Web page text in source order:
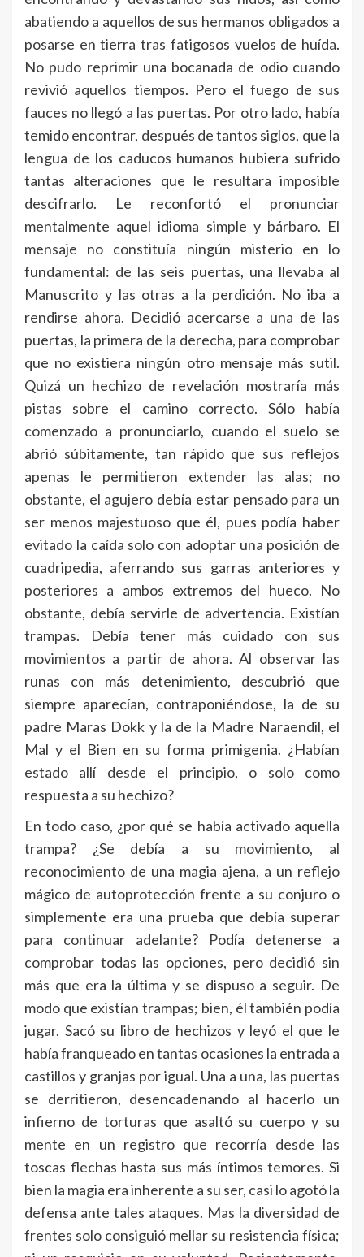
abatiendo a aquellos de sus hermanos obligados a
posarse en tierra tras fatigosos vuelos de huída.
No pudo reprimir una bocanada de odio cuando
revivió aquellos tiempos. Pero el fuego de sus
fauces no llegó a las puertas. Por otro lado, había
temido encontrar, después de tantos siglos, que la
lengua de los caducos humanos hubiera sufrido
tantas alteraciones que le resultara imposible
descifrarlo. Le reconfortó el pronunciar
mentalmente aquel idioma simple y bárbaro. El
mensaje no constituía ningún misterio en lo
fundamental: de las seis puertas, una llevaba al
Manuscrito y las otras a la perdición. No iba a
rendirse ahora. Decidió acercarse a una de las
puertas, la primera de la derecha, para comprobar
que no existiera ningún otro mensaje más sutil.
Quizá un hechizo de revelación mostraría más
pistas sobre el camino correcto. Sólo había
comenzado a pronunciarlo, cuando el suelo se
abrió súbitamente, tan rápido que sus reflejos
apenas le permitieron extender las alas; no
obstante, el agujero debía estar pensado para un
ser menos majestuoso que él, pues podía haber
evitado la caída solo con adoptar una posición de
cuadripedia, aferrando sus garras anteriores y
posteriores a ambos extremos del hueco. No
obstante, debía servirle de advertencia. Existían
trampas. Debía tener más cuidado con sus
movimientos a partir de ahora. Al observar las
runas con más detenimiento, descubrió que
siempre aparecían, contraponiéndose, la de su
padre Maras Dokk y la de la Madre Naraendil, el
Mal y el Bien en su forma primigenia. ¿Habían
estado allí desde el principio, o solo como
respuesta a su hechizo?
En todo caso, ¿por qué se había activado aquella
trampa? ¿Se debía a su movimiento, al
reconocimiento de una magia ajena, a un reflejo
mágico de autoprotección frente a su conjuro o
simplemente era una prueba que debía superar
para continuar adelante? Podía detenerse a
comprobar todas las opciones, pero decidió sin
más que era la última y se dispuso a seguir. De
modo que existían trampas; bien, él también podía
jugar. Sacó su libro de hechizos y leyó el que le
había franqueado en tantas ocasiones la entrada a
castillos y granjas por igual. Una a una, las puertas
se derritieron, desencadenando al hacerlo un
infierno de torturas que asaltó su cuerpo y su
mente en un registro que recorría desde las
toscas flechas hasta sus más íntimos temores. Si
bien la magia era inherente a su ser, casi lo agotó la
defensa ante tales ataques. Mas la diversidad de
frentes solo consiguió mellar su resistencia física;